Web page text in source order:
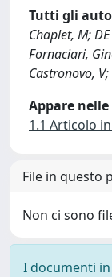
Tutti gli
Chaplet, M;
Fornaciari,
Castronovo,
Appare
1.1 Articolo
File in questo
Non ci sono
I documenti